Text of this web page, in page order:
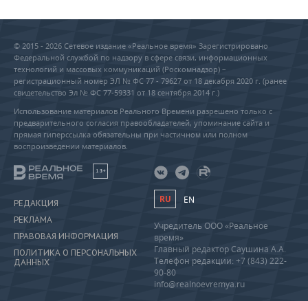
© 2015 - 2026 Сетевое издание «Реальное время» Зарегистрировано
Федеральной службой по надзору в сфере связи, информационных
технологий и массовых коммуникаций (Роскомнадзор) –
регистрационный номер ЭЛ № ФС 77 - 79627 от 18 декабря 2020 г. (ранее
свидетельство Эл № ФС 77-59331 от 18 сентября 2014 г.)
Использование материалов Реального Времени разрешено только с
предварительного согласия правообладателей, упоминание сайта и
прямая гиперссылка обязательны при частичном или полном
воспроизведении материалов.
18+
РЕДАКЦИЯ
РЕКЛАМА
ПРАВОВАЯ ИНФОРМАЦИЯ
ПОЛИТИКА О ПЕРСОНАЛЬНЫХ
ДАННЫХ
RU EN
Учредитель ООО «Реальное
время»
Главный редактор Саушина А.А.
Телефон редакции: +7 (843) 222-
90-80
info@realnoevremya.ru